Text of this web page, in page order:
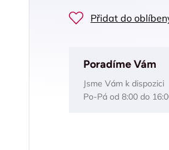
Přidat do
Poradíme Vám
Jsme Vám k dispozici
Po-Pá od 8:00 do